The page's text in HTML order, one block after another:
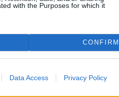
with the Purposes for which it
CONFIRM
Data Access Privacy Policy